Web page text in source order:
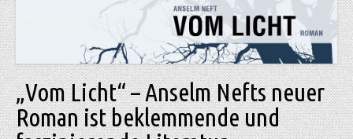
„Vom Licht“ – Anselm Nefts neuer
Roman ist beklemmende und